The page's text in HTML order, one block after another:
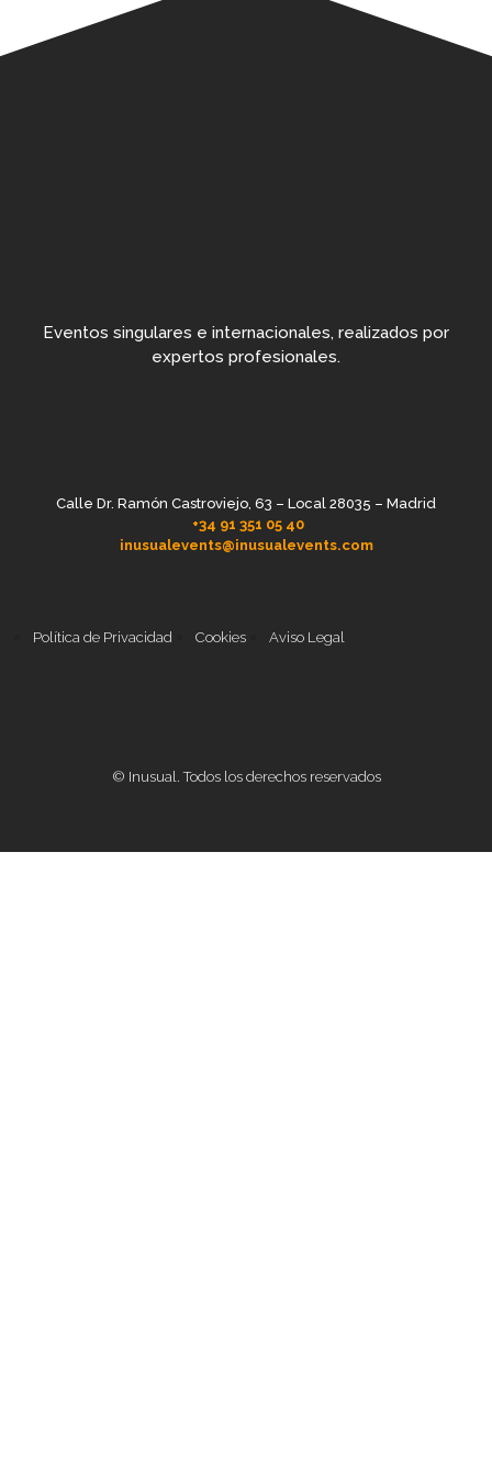
Eventos singulares e internacionales, realizados por
expertos profesionales.
Calle Dr. Ramón Castroviejo, 63 – Local 28035 – Madrid
+34 91 351 05 40
inusualevents@inusualevents.com
Política de Privacidad Cookies Aviso Legal
© Inusual. Todos los derechos reservados